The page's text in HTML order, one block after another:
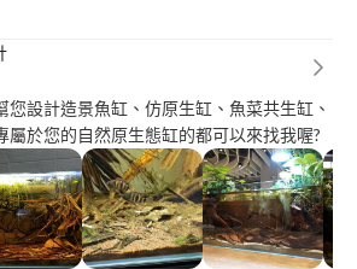
您設計造景魚缸、仿原生缸、魚菜共生缸、
屬於您的自然原生態缸的都可以來找我喔?